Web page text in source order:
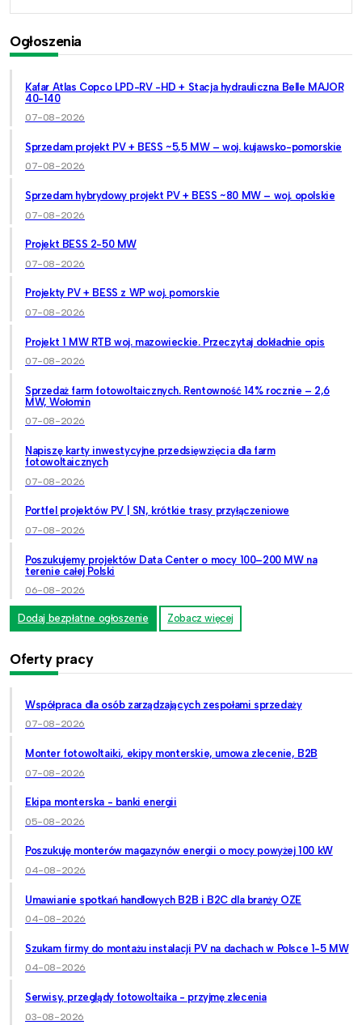
Ogłoszenia
Kafar Atlas Copco LPD-RV -HD + Stacja hydrauliczna Belle MAJOR
40-140
07-08-2026
Sprzedam projekt PV + BESS ~5,5 MW – woj. kujawsko-pomorskie
07-08-2026
Sprzedam hybrydowy projekt PV + BESS ~80 MW – woj. opolskie
07-08-2026
Projekt BESS 2-50 MW
07-08-2026
Projekty PV + BESS z WP woj. pomorskie
07-08-2026
Projekt 1 MW RTB woj. mazowieckie. Przeczytaj dokładnie opis
07-08-2026
Sprzedaż farm fotowoltaicznych. Rentowność 14% rocznie – 2,6
MW, Wołomin
07-08-2026
Napiszę karty inwestycyjne przedsięwzięcia dla farm
fotowoltaicznych
07-08-2026
Portfel projektów PV | SN, krótkie trasy przyłączeniowe
07-08-2026
Poszukujemy projektów Data Center o mocy 100–200 MW na
terenie całej Polski
06-08-2026
Dodaj bezpłatne ogłoszenie Zobacz więcej
Oferty pracy
Współpraca dla osób zarządzających zespołami sprzedaży
07-08-2026
Monter fotowoltaiki, ekipy monterskie, umowa zlecenie, B2B
07-08-2026
Ekipa monterska - banki energii
05-08-2026
Poszukuję monterów magazynów energii o mocy powyżej 100 kW
04-08-2026
Umawianie spotkań handlowych B2B i B2C dla branży OZE
04-08-2026
Szukam firmy do montażu instalacji PV na dachach w Polsce 1-5 MW
04-08-2026
Serwisy, przeglądy fotowoltaika - przyjmę zlecenia
03-08-2026